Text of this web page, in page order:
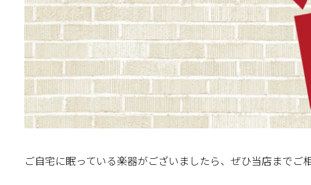
ご自宅に眠っている楽器がございましたら、ぜひ当店までご